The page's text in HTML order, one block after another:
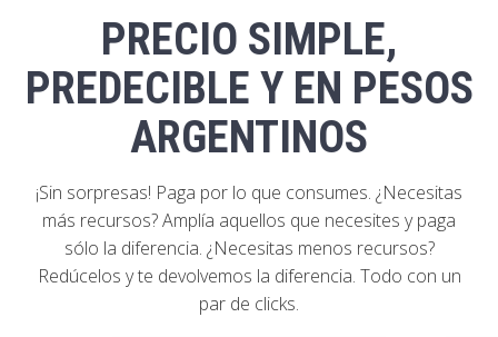
PRECIO SIMPLE,
PREDECIBLE Y EN PESOS
ARGENTINOS
¡Sin sorpresas! Paga por lo que consumes. ¿Necesitas
más recursos? Amplía aquellos que necesites y paga
sólo la diferencia. ¿Necesitas menos recursos?
Redúcelos y te devolvemos la diferencia. Todo con un
par de clicks.